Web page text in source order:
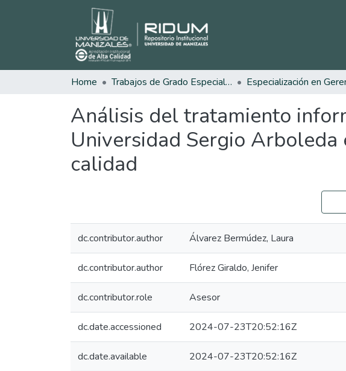
Home Trabajos de Grado Especializaciones
Análisis del tratamiento
Universidad Sergio
calidad
dc.contributor.author Álvarez Bermúdez, Laura
dc.contributor.author Flórez Giraldo, Jenifer
dc.contributor.role Asesor
dc.date.accessioned 2024-07-23T20:52:16Z
dc.date.available 2024-07-23T20:52:16Z